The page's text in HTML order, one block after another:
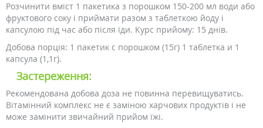
Розчинити вміст 1 пакетика з порошком 150-200 мл води або
фруктового соку і приймати разом з таблеткою йоду і
капсулою під час або після їди. Курс прийому: 15 днів.
Добова порція: 1 пакетик с порошком (15г) 1 таблетка и 1
капсула (1,1г).
Застереження:
Рекомендована добова доза не повинна перевищуватись.
Вітамінний комплекс не є заміною харчових продуктів і не
може замінити звичайний прийом їжі.